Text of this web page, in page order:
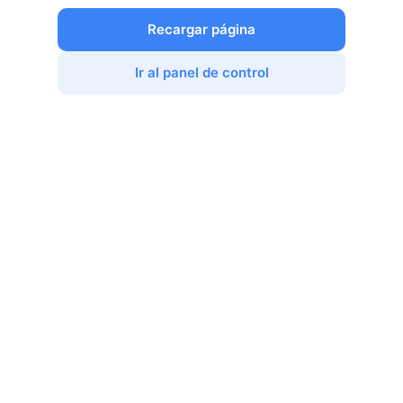
Recargar página
Ir al panel de control